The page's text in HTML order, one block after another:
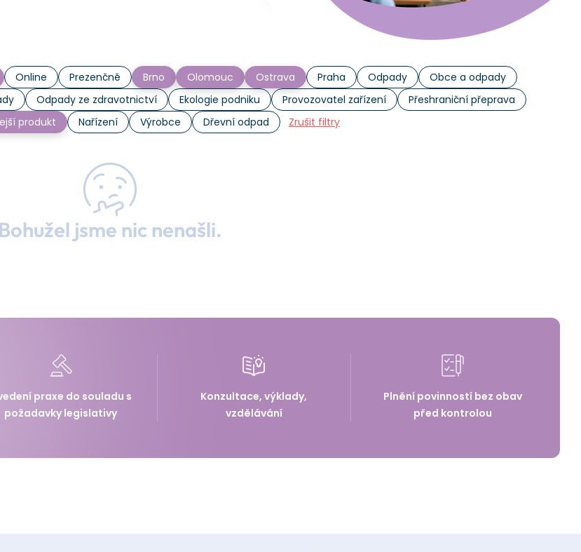
Online Prezenčně Brno Olomouc Ostrava Praha Odpady
Obce a odpady
Odpady ze zdravotnictví Ekologie podniku Provozovatel zařízení
Přeshraniční přeprava
produkt Nařízení Výrobce Dřevní odpad Zrušit filtry
Bohužel jsme nic nenašli.
praxe do souladu s
požadavky legislativy
Konzultace, výklady,
vzdělávání
Plnění povinností bez obav
před kontrolou